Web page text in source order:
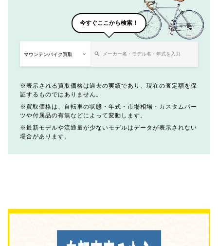
今すぐここから検索！
表示される買取価格は過去の実績であり、現在の査定額を保
証するものではありません。
買取価格は、自転車の状態・年式・市場相場・カスタムパー
ツや付属品の有無などによって変動します。
最新モデルや流通量が少ないモデルはデータが表示されない
場合があります。